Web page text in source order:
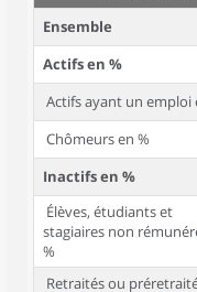
Ensemble
Actifs en %
Actifs ayant un emploi
Chômeurs en %
Inactifs en %
Élèves, étudiants et
stagiaires non
%
Retraités ou